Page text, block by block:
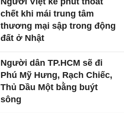
chết khi mái trung tâm
thương mại sập trong động
đất ở Nhật
Người dân TP.HCM sẽ đi
Phú Mỹ Hưng, Rạch Chiếc,
Thủ Dầu Một bằng buýt
sông